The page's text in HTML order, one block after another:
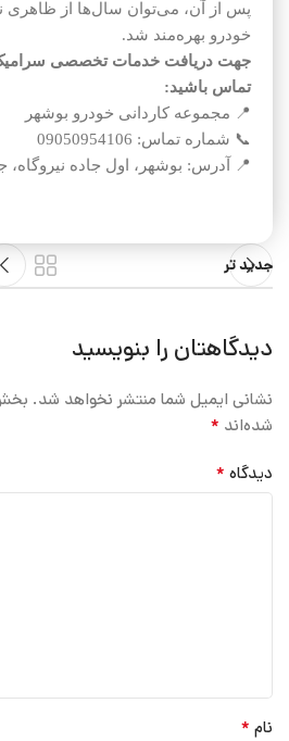
پس از آن، می‌توان سال‌ها از ظاهری
خودرو بهره‌مند شد.
جهت دریافت خدمات تخصصی سرامیک
تماس باشید:
📍 مجموعه کاردانی خودرو بوشهر
📞 شماره تماس: 09050954106
📍 آدرس: بوشهر، اول جاده
جدید تر
دیدگاهتان را بنویسید
نشانی ایمیل شما منتشر نخواهد شد.
شده‌اند *
دیدگاه *
نام *